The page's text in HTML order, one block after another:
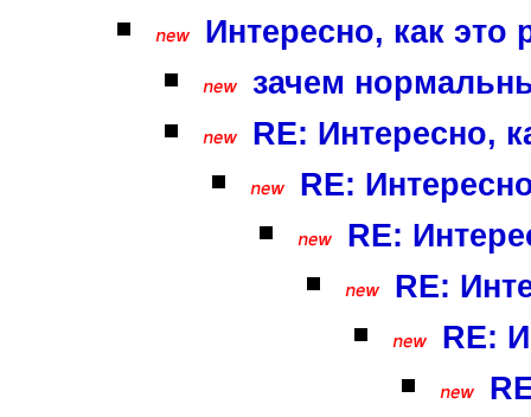
Интересно, как это
зачем
RE: Интересно,
RE:
RE:
RE:
RE: